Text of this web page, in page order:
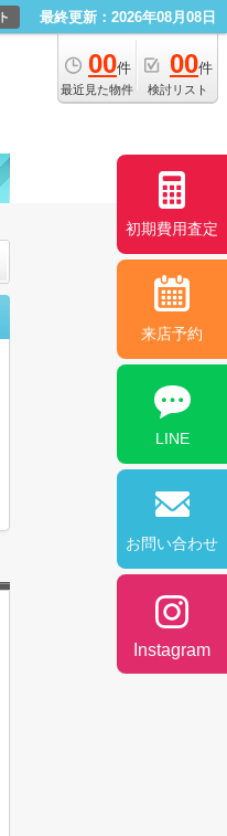
最終更新：2026年08月08日
00件
最近見た物件
00件
検討リスト
初期費用査定
来店予約
LINE
お問い合わせ
Instagram